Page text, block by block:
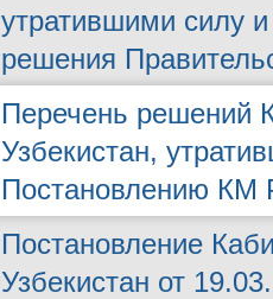
утратившими силу
решения
Перечень решений
Узбекистан,
Постановлению КМ
Постановление
Узбекистан от